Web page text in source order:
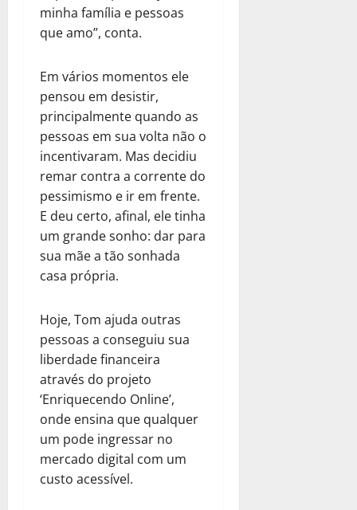
minha família e pessoas
que amo”, conta.
Em vários momentos ele
pensou em desistir,
principalmente quando as
pessoas em sua volta não o
incentivaram. Mas decidiu
remar contra a corrente do
pessimismo e ir em frente.
E deu certo, afinal, ele tinha
um grande sonho: dar para
sua mãe a tão sonhada
casa própria.
Hoje, Tom ajuda outras
pessoas a conseguiu sua
liberdade financeira
através do projeto
‘Enriquecendo Online’,
onde ensina que qualquer
um pode ingressar no
mercado digital com um
custo acessível.